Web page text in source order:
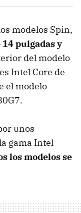
modelos Spin,
pulgadas y
del modelo
Intel Core de
el modelo
unos
gama Intel
los modelos se